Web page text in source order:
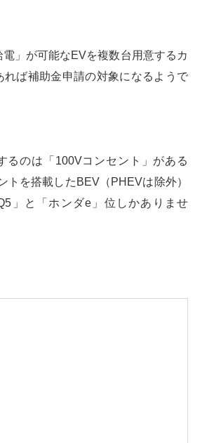
」が可能なEVを複数台用意するカ
れば補助金申請の対象になるようで
るのは「100Vコンセント」がある
トを搭載したBEV（PHEVは除外）
」と「ホンダe」位しかありませ